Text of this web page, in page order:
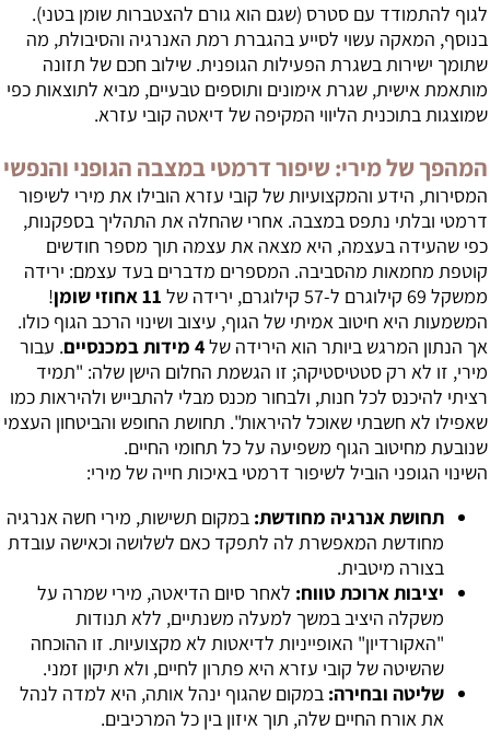
לגוף להתמודד עם סטרס (שגם הוא גורם להצטברות שומן בטני).
בנוסף, המאקה עשוי לסייע בהגברת רמת האנרגיה והסיבולת, מה
שתומך ישירות בשגרת הפעילות הגופנית. שילוב חכם של תזונה
מותאמת אישית, שגרת אימונים ותוספים טבעיים, מביא לתוצאות כפי
שמוצגות בתוכנית הליווי המקיפה של דיאטה קובי עזרא.
המהפך של מירי: שיפור דרמטי במצבה הגופני והנפשי
המסירות, הידע והמקצועיות של קובי עזרא הובילו את מירי לשיפור
דרמטי ובלתי נתפס במצבה. אחרי שהחלה את התהליך בספקנות,
כפי שהעידה בעצמה, היא מצאה את עצמה תוך מספר חודשים
קוטפת מחמאות מהסביבה. המספרים מדברים בעד עצמם: ירידה
ממשקל 69 קילוגרם ל-57 קילוגרם, ירידה של
11 אחוזי שומן
!
המשמעות היא חיטוב אמיתי של הגוף, עיצוב ושינוי הרכב הגוף כולו.
אך הנתון המרגש ביותר הוא הירידה של4 מידות במכנסיים
. עבור
מירי, זו לא רק סטטיסטיקה; זו הגשמת החלום הישן שלה: "תמיד
רציתי להיכנס לכל חנות, ולבחור מכנס מבלי להתבייש ולהיראות כמו
שאפילו לא חשבתי שאוכל להיראות". תחושת החופש והביטחון העצמי
שנובעת מחיטוב הגוף משפיעה על כל תחומי החיים.
השינוי הגופני הוביל לשיפור דרמטי באיכות חייה של מירי:
תחושת אנרגיה מחודשת: במקום תשישות, מירי חשה אנרגיה
מחודשת המאפשרת לה לתפקד כאם לשלושה וכאישה עובדת
בצורה מיטבית.
יציבות ארוכת טווח: לאחר סיום הדיאטה, מירי שמרה על
משקלה היציב במשך למעלה משנתיים, ללא תנודות
"האקורדיון" האופייניות לדיאטות לא מקצועיות. זו ההוכחה
שהשיטה של קובי עזרא היא פתרון לחיים, ולא תיקון זמני.
שליטה ובחירה: במקום שהגוף ינהל אותה, היא למדה לנהל
את אורח החיים שלה, תוך איזון בין כל המרכיבים.